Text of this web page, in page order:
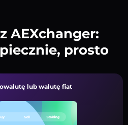
AEXchanger:
prosto
lub walutę fiat